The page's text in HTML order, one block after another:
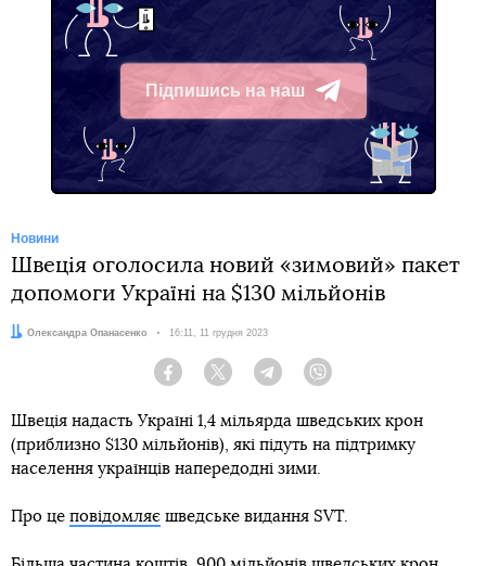
Підпишись на наш
Telegram
Новини
Швеція оголосила новий «зимовий» пакет
допомоги Україні на $130 мільйонів
Автор:
Олександра Опанасенко Дата:
16:11, 11 грудня 2023
Facebook Twitter Telegram
Швеція надасть Україні 1,4 мільярда шведських крон
(приблизно $130 мільйонів), які підуть на підтримку
населення українців напередодні зими.
Про це повідомляє шведське видання SVT.